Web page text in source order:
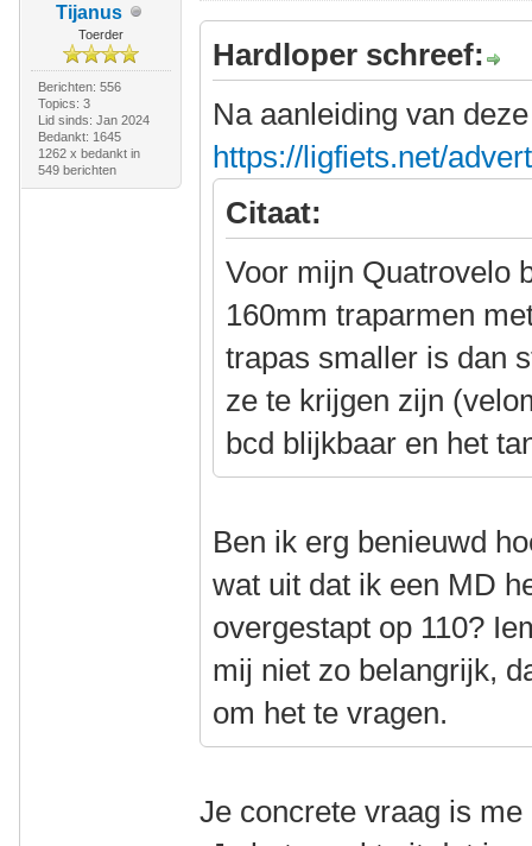
Tijanus
Toerder
Berichten: 556
Topics: 3
Lid sinds: Jan 2024
Bedankt: 1645
1262 x bedankt in
549 berichten
Hardloper schreef:
Na aanleiding van
https://ligfiets.net/
Citaat:
Voor mijn Quatrovelo
160mm traparmen
trapas smaller is dan
ze te krijgen zijn
bcd blijkbaar en het
Ben ik erg benieuwd
wat uit dat ik een MD
overgestapt op 110?
mij niet zo belangrijk,
om het te vragen.
Je concrete vraag is